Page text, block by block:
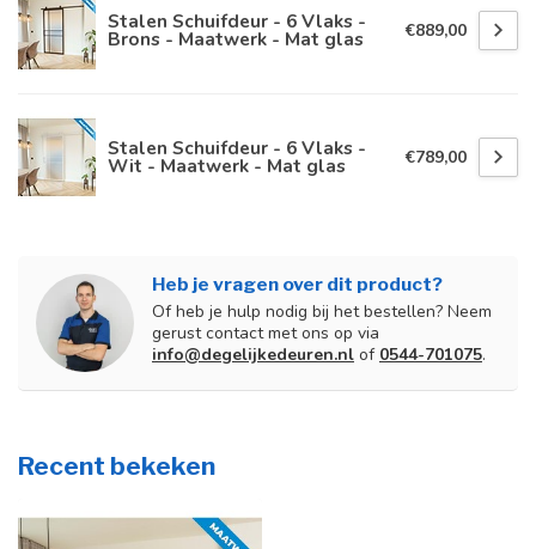
Stalen Schuifdeur - 6 Vlaks -
Brons - Maatwerk - Mat glas €889,00
Stalen Schuifdeur - 6 Vlaks -
Wit - Maatwerk - Mat glas €789,00
Heb je vragen over dit product?
Of heb je hulp nodig bij het bestellen? Neem
gerust contact met ons op via
info@degelijkedeuren.nl of 0544-701075.
Recent bekeken